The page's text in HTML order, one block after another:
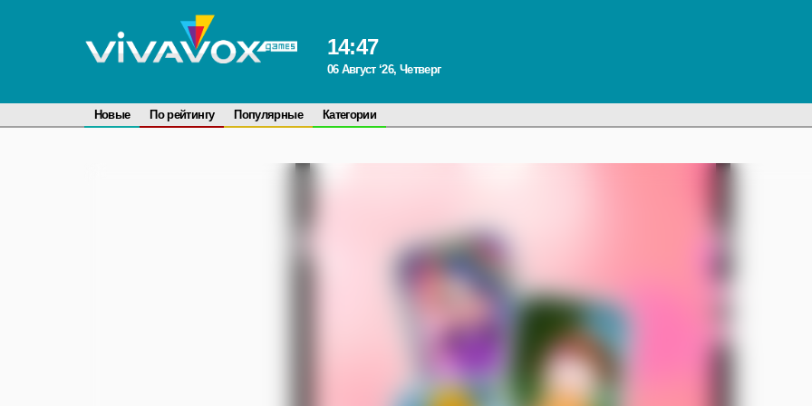
14:47
06 Август ‘26, Четверг
Новые По рейтингу Популярные Категории